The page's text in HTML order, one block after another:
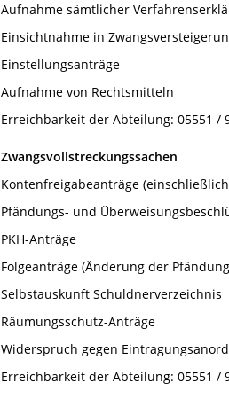
Aufnahme sämtlicher
Einsichtnahme in
Einstellungsanträge
Aufnahme von Rechtsmitteln
Erreichbarkeit der Abteilung: 05551 /
Zwangsvollstreckungssachen
Kontenfreigabeanträge
Pfändungs- und
PKH-Anträge
Folgeanträge (Änderung der
Selbstauskunft Schuldnerverzeichnis
Räumungsschutz-Anträge
Widerspruch gegen
Erreichbarkeit der Abteilung: 05551 /